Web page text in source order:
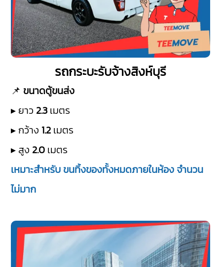
รถกระบะรับจ้างสิงห์บุรี
📌 ขนาดตู้ขนส่ง
▸ ยาว 2.3 เมตร
▸ กว้าง 1.2 เมตร
▸ สูง 2.0 เมตร
เหมาะสำหรับ ขนทิ้งของทั้งหมดภายในห้อง จำนวน
ไม่มาก